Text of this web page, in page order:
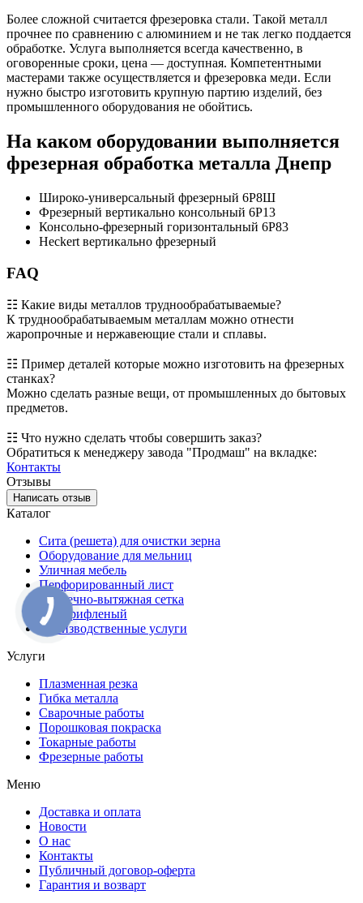
Более сложной считается фрезеровка стали. Такой металл
прочнее по сравнению с алюминием и не так легко поддается
обработке. Услуга выполняется всегда качественно, в
оговоренные сроки, цена — доступная. Компетентными
мастерами также осуществляется и фрезеровка меди. Если
нужно быстро изготовить крупную партию изделий, без
промышленного оборудования не обойтись.
На каком оборудовании выполняется
фрезерная обработка металла Днепр
Широко-универсальный фрезерный 6Р8Ш
Фрезерный вертикально консольный 6Р13
Консольно-фрезерный горизонтальный 6Р83
Heckert вертикально фрезерный
FAQ
☷ Какие виды металлов труднообрабатываемые?
К труднообрабатываемым металлам можно отнести
жаропрочные и нержавеющие стали и сплавы.
☷ Пример деталей которые можно изготовить на фрезерных
станках?
Можно сделать разные вещи, от промышленных до бытовых
предметов.
☷ Что нужно сделать чтобы совершить заказ?
Обратиться к менеджеру завода "Продмаш" на вкладке:
Контакты
Отзывы
Написать отзыв
Каталог
Сита (решета) для очистки зерна
Оборудование для мельниц
Уличная мебель
Перфорированный лист
Просечно-вытяжная сетка
Лист рифленый
Производственные услуги
Услуги
Плазменная резка
Гибка металла
Сварочные работы
Порошковая покраска
Токарные работы
Фрезерные работы
Меню
Доставка и оплата
Новости
О нас
Контакты
Публичный договор-оферта
Гарантия и возварт